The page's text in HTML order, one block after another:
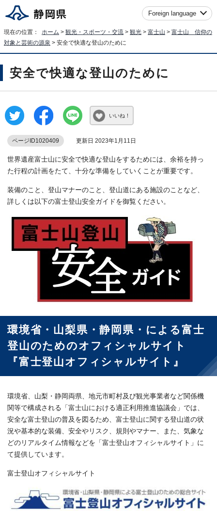
Foreign language
現在の位置： ホーム > 観光・スポーツ・交流 > 観光 > 富士山 > 富士山 信仰の
対象と芸術の源泉 > 安全で快適な登山のために
安全で快適な登山のために
いいね！
ページID1020409 更新日 2023年1月11日
世界遺産富士山に安全で快適な登山をするためには、余裕を持っ
た行程の計画をたて、十分な準備をしていくことが重要です。
装備のこと、登山マナーのこと、登山道にある施設のことなど、
詳しくは以下の富士登山安全ガイドを御覧ください。
環境省・山梨県・静岡県・による富士
登山のためのオフィシャルサイト
『富士登山オフィシャルサイト』
環境省、山梨・静岡両県、地元市町村及び観光事業者など関係機
関等で構成される「富士山における適正利用推進協議会」では、
安全な富士登山の普及を図るため、富士登山に関する登山道の状
況や基本的な装備、安全やリスク、規則やマナー、また、気象な
どのリアルタイム情報などを「富士登山オフィシャルサイト」に
て提供しています。
富士登山オフィシャルサイト